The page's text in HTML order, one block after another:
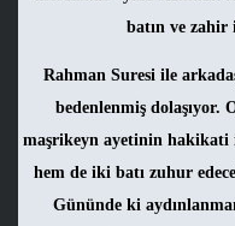
batın ve zahir
Rahman Suresi ile
bedenlenmiş dolaşıyor.
maşrikeyn ayetinin hakikati
hem de iki batı zuhur
Gününde ki